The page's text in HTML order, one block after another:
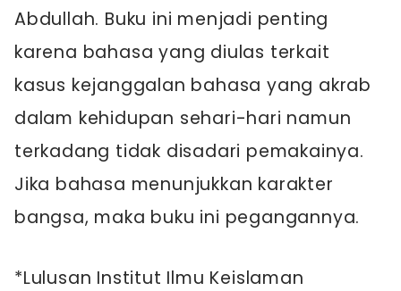
Abdullah. Buku ini menjadi penting
karena bahasa yang diulas terkait
kasus kejanggalan bahasa yang akrab
dalam kehidupan sehari-hari namun
terkadang tidak disadari pemakainya.
Jika bahasa menunjukkan karakter
bangsa, maka buku ini pegangannya.
*Lulusan Institut Ilmu Keislaman